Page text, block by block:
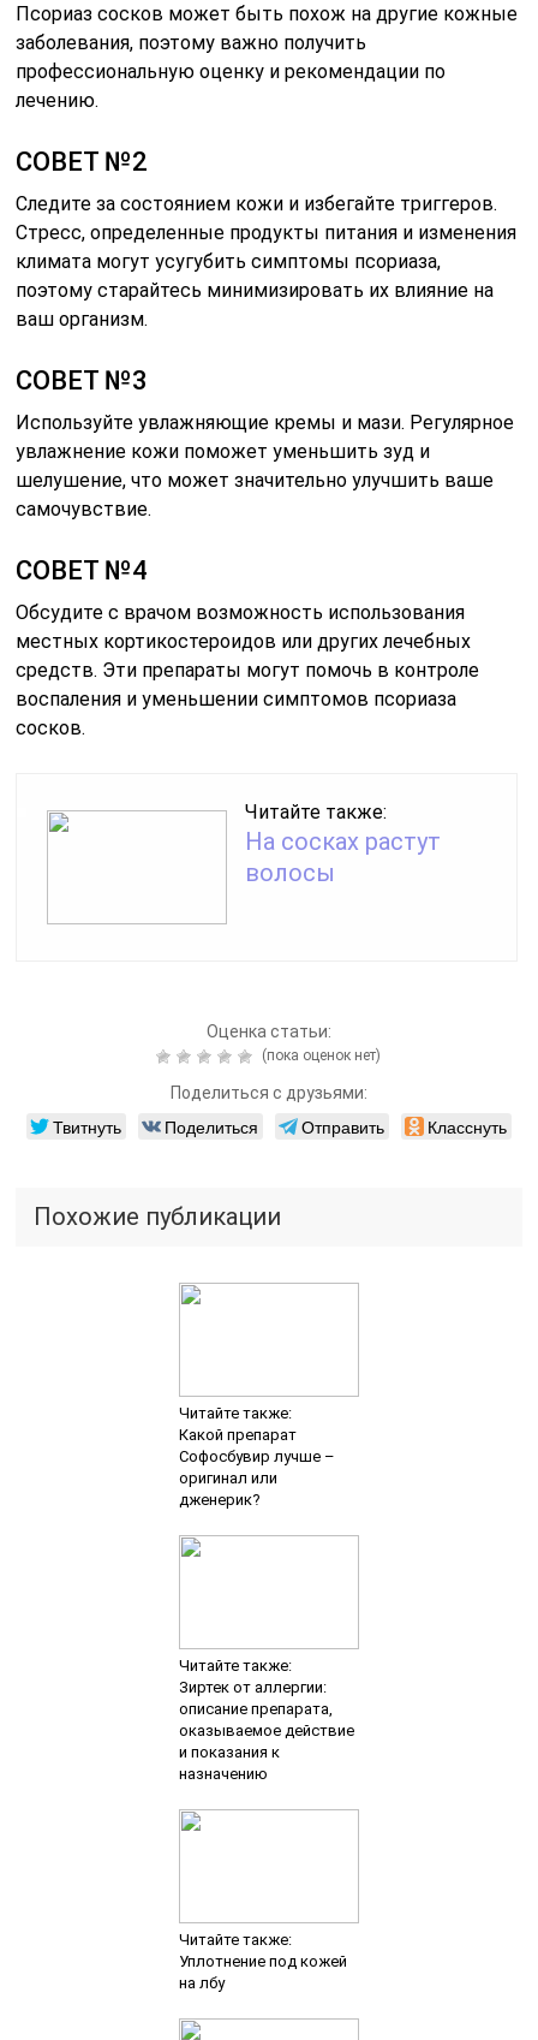
Псориаз сосков может быть похож на другие кожные
заболевания, поэтому важно получить
профессиональную оценку и рекомендации по
лечению.
СОВЕТ №2
Следите за состоянием кожи и избегайте триггеров.
Стресс, определенные продукты питания и изменения
климата могут усугубить симптомы псориаза,
поэтому старайтесь минимизировать их влияние на
ваш организм.
СОВЕТ №3
Используйте увлажняющие кремы и мази. Регулярное
увлажнение кожи поможет уменьшить зуд и
шелушение, что может значительно улучшить ваше
самочувствие.
СОВЕТ №4
Обсудите с врачом возможность использования
местных кортикостероидов или других лечебных
средств. Эти препараты могут помочь в контроле
воспаления и уменьшении симптомов псориаза
сосков.
Читайте также:
На сосках растут
волосы
Оценка статьи:
(пока оценок нет)
Поделиться с друзьями:
Твитнуть Поделиться Отправить Класснуть
Похожие публикации
Читайте также:
Какой препарат
Софосбувир лучше –
оригинал или
дженерик?
Читайте также:
Зиртек от аллергии:
описание препарата,
оказываемое действие
и показания к
назначению
Читайте также:
Уплотнение под кожей
на лбу